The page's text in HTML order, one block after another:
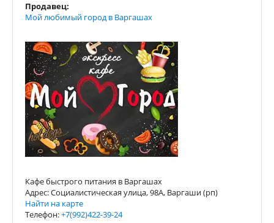
Продавец:
Мой любимый город в Варгашах
Кафе быстрого питания в Варгашах
Адрес: Социалистическая улица, 98А, Варгаши (рп)
Найти на карте
Телефон:+7(992)422-39-24